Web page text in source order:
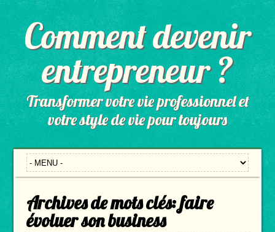
Comment devenir
entrepreneur ?
Transformer votre vie professionnel et
votre style de vie pour toujours
Archives de mots clés:faire
évoluer son business